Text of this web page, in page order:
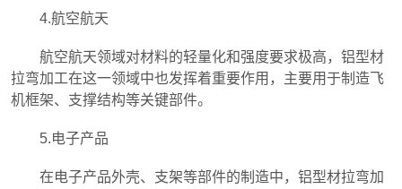
4.航空航天
航空航天领域对材料的轻量化和强度要求极高，铝型材
拉弯加工在这一领域中也发挥着重要作用，主要用于制造飞
机框架、支撑结构等关键部件。
5.电子产品
在电子产品外壳、支架等部件的制造中，铝型材拉弯加